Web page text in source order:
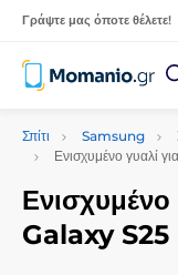
Γράψτε μας όποτε θέλετε!
Σπίτι Samsung
Ενισχυμένο γυαλί
Galaxy S25